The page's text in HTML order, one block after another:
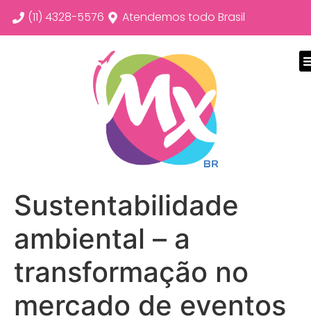
(11) 4328-5576 Atendemos todo Brasil
Sustentabilidade
ambiental – a
transformação no
mercado de eventos